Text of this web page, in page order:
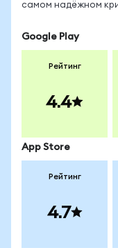
самом надёжном
Google Play
Рейтинг
4.4
App Store
Рейтинг
4.7